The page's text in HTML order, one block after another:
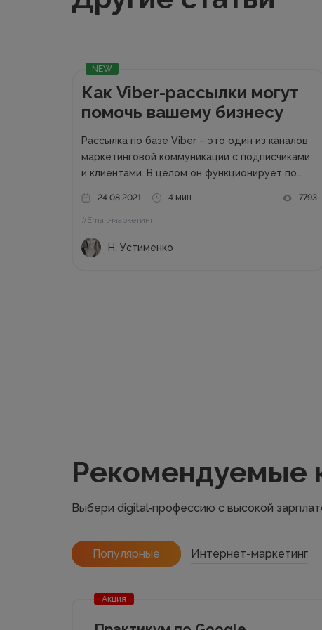
NEW
Как Viber-рассылки могут
помочь вашему бизнесу
Рассылка по базе Viber – это один из каналов
маркетинговой коммуникации с подписчиками
и клиентами. В целом он функционирует по
начала нужно получить согласие на рассылку,
не стоит переспамливать, нужно
персонализировать общение...
24.08.2021 4 мин. 7793
#Email-маркетинг
Н. Устименко
Рекомендуемые
Выбери digital‑профессию с высокой
Популярные Интернет-маркетинг
Акция